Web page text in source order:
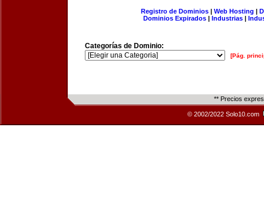
Registro de Dominios| Web Hosting |
Dominios Expirados | Industrias |
Categorías de Dominio:
[Pág.
** Precios
© 2002/2022 Solo10.com